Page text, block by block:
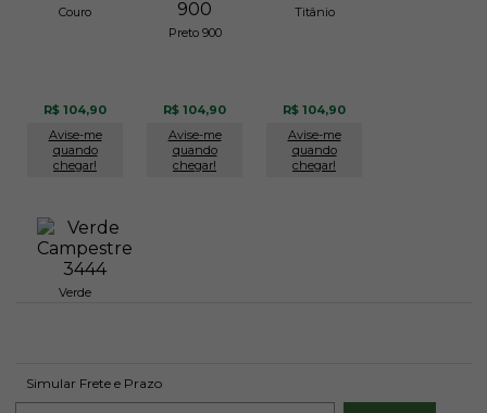
Couro
R$ 104,90
Avise-me
quando
chegar!
Preto 900
R$ 104,90
Avise-me
quando
chegar!
Titânio
R$ 104,90
Avise-me
quando
chegar!
Verde
quando
chegar!
Simular Frete e Prazo